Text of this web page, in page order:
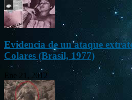
Evidencia de un ataque
Colares (Brasil, 1977)
Ene 21, 2012